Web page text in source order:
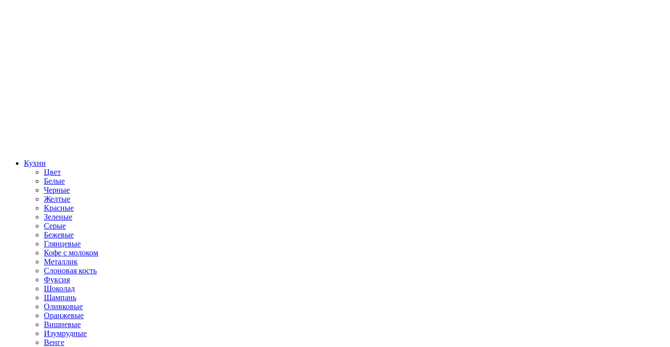
Кухни
Цвет
Белые
Черные
Желтые
Красные
Зеленые
Серые
Бежевые
Глянцевые
Кофе с молоком
Металлик
Слоновая кость
Фуксия
Шоколад
Шампань
Оливковые
Оранжевые
Вишневые
Изумрудные
Венге